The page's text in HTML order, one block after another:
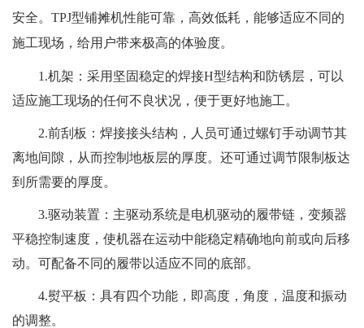
安全。 TPJ型铺摊机性能可靠，高效低耗，能够适应不同的
施工现场，给用户带来极高的体验度。
1.机架：采用坚固稳定的焊接H型结构和防锈层，可以
适应施工现场的任何不良状况，便于更好地施工。
2.前刮板：焊接接头结构，人员可通过螺钉手动调节其
离地间隙，从而控制地板层的厚度。还可通过调节限制板达
到所需要的厚度。
3.驱动装置：主驱动系统是电机驱动的履带链，变频器
平稳控制速度，使机器在运动中能稳定精确地向前或向后移
动。可配备不同的履带以适应不同的底部。
4.熨平板：具有四个功能，即高度，角度，温度和振动
的调整。